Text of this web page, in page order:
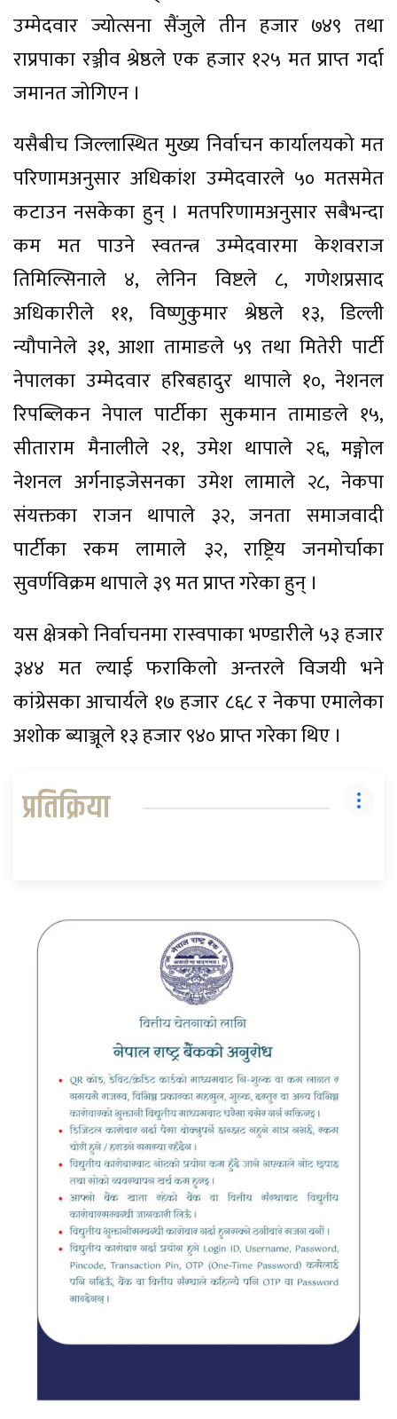
उम्मेदवार ज्योत्सना सैंजुले तीन हजार ७४९ तथा
राप्रपाका रञ्जीव श्रेष्ठले एक हजार १२५ मत प्राप्त गर्दा
जमानत जोगिएन ।
यसैबीच जिल्लास्थित मुख्य निर्वाचन कार्यालयको मत
परिणामअनुसार अधिकांश उम्मेदवारले ५० मतसमेत
कटाउन नसकेका हुन् । मतपरिणामअनुसार सबैभन्दा
कम मत पाउने स्वतन्त्र उम्मेदवारमा केशवराज
तिमिल्सिनाले ४, लेनिन विष्टले ८, गणेशप्रसाद
अधिकारीले ११, विष्णुकुमार श्रेष्ठले १३, डिल्ली
न्यौपानेले ३१, आशा तामाङले ५९ तथा मितेरी पार्टी
नेपालका उम्मेदवार हरिबहादुर थापाले १०, नेशनल
रिपब्लिकन नेपाल पार्टीका सुकमान तामाङले १५,
सीताराम मैनालीले २१, उमेश थापाले २६, मङ्गोल
नेशनल अर्गनाइजेसनका उमेश लामाले २८, नेकपा
संयक्तका राजन थापाले ३२, जनता समाजवादी
पार्टीका रकम लामाले ३२, राष्ट्रिय जनमोर्चाका
सुवर्णविक्रम थापाले ३९ मत प्राप्त गरेका हुन् ।
यस क्षेत्रको निर्वाचनमा रास्वपाका भण्डारीले ५३ हजार
३४४ मत ल्याई फराकिलो अन्तरले विजयी भने
कांग्रेसका आचार्यले १७ हजार ८६८ र नेकपा एमालेका
अशोक ब्याञ्जूले १३ हजार ९४० प्राप्त गरेका थिए ।
प्रतिक्रिया